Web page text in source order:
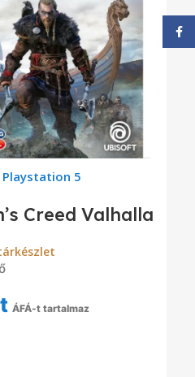
Playstation 5
Creed Valhalla
ÁFÁ-t tartalmaz